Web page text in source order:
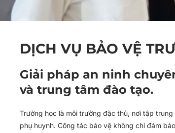
DỊCH VỤ BẢO VỆ
Giải pháp an ninh
và trung tâm đào tạo.
Trường học là môi trường đặc thù, nơi tập
phụ huynh. Công tác bảo vệ không chỉ đảm